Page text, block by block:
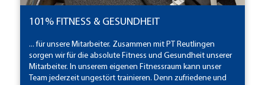
101% FITNESS & GESUNDHEIT
... für unsere Mitarbeiter. Zusammen mit PT Reutlingen
sorgen wir für die absolute Fitness und Gesundheit unserer
Mitarbeiter. In unserem eigenen Fitnessraum kann unser
Team jederzeit ungestört trainieren. Denn zufriedene und